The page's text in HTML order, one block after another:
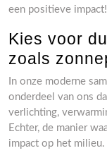
een positieve impact!
Kies voor
zoals
In onze moderne
onderdeel van ons
verlichting,
Echter, de manier
impact op het